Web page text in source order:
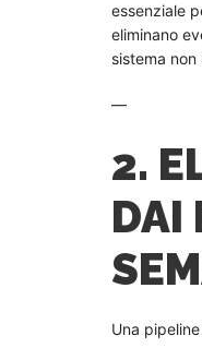
essenziale
eliminano
sistema
—
2.
DAI
Una